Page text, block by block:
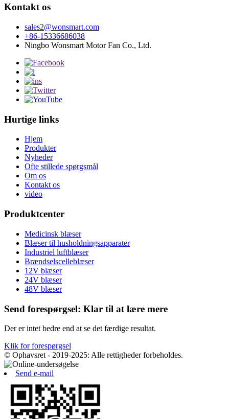
Kontakt os
sales2@wonsmart.com
+86-15336686038
Ningbo Wonsmart Motor Fan Co., Ltd.
Hurtige links
Hjem
Produkter
Nyheder
Ofte stillede spørgsmål
Om os
Kontakt os
video
Produktcenter
Medicinsk blæser
Blæser til husholdningsapparater
Industriel luftblæser
Brændselscelleblæser
12V blæser
24V blæser
48V blæser
Send forespørgsel: Klar til at lære mere
Der er intet bedre end at se det færdige resultat.
Klik for forespørgsel
© Ophavsret - 2019-2025: Alle rettigheder forbeholdes.
Send e-mail